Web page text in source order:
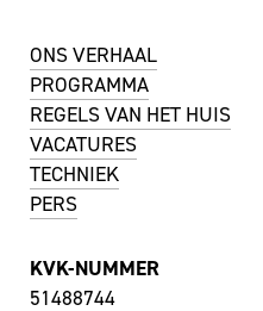
ONS VERHAAL
PROGRAMMA
REGELS VAN HET HUIS
VACATURES
TECHNIEK
PERS
KVK-NUMMER
51488744